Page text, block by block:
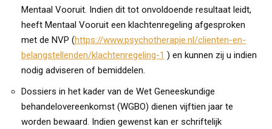
Mentaal Vooruit. Indien dit tot onvoldoende resultaat leidt,
heeft Mentaal Vooruit een klachtenregeling afgesproken
met de NVP (https://www.psychotherapie.nl/clienten-en-
belangstellenden/klachtenregeling-1 ) en kunnen zij u indien
nodig adviseren of bemiddelen.
Dossiers in het kader van de Wet Geneeskundige
behandelovereenkomst (WGBO) dienen vijftien jaar te
worden bewaard. Indien gewenst kan er schriftelijk